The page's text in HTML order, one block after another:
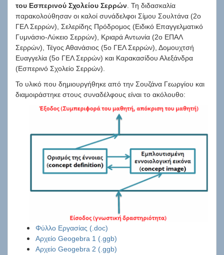
του Εσπερινού Σχολείου Σερρών . Τη διδασκαλία
παρακολούθησαν οι καλοί συνάδελφοι Σίμου Σουλτάνα (2ο
ΓΕΛ Σερρών), Σελερίδης Πρόδρομος (Ειδικό Επαγγελματικό
Γυμνάσιο-Λύκειο Σερρών), Κριαρά Αντωνία (2ο ΕΠΑΛ
Σερρών), Τέγος Αθανάσιος (5ο ΓΕΛ Σερρών), Δομουχτσή
Ευαγγελία (5ο ΓΕΛ Σερρών) και Καρακασίδου Αλεξάνδρα
(Εσπερινό Σχολείο Σερρών).
Το υλικό που δημιουργήθηκε από την Σουζάνα Γεωργίου και
διαμοιράστηκε στους συναδέλφους είναι το ακόλουθο:
Φύλλο Εργασίας (.doc)
Αρχείο Geogebra 1 (.ggb)
Αρχείο Geogebra 2 (.ggb)